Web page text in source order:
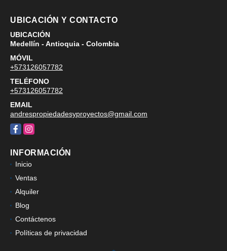
UBICACIÓN Y CONTACTO
UBICACIÓN
Medellín - Antioquia - Colombia
MÓVIL
+573126057782
TELÉFONO
+573126057782
EMAIL
andrespropiedadesyproyectos@gmail.com
FacebookInstagram
INFORMACIÓN
Inicio
Ventas
Alquiler
Blog
Contáctenos
Políticas de privacidad